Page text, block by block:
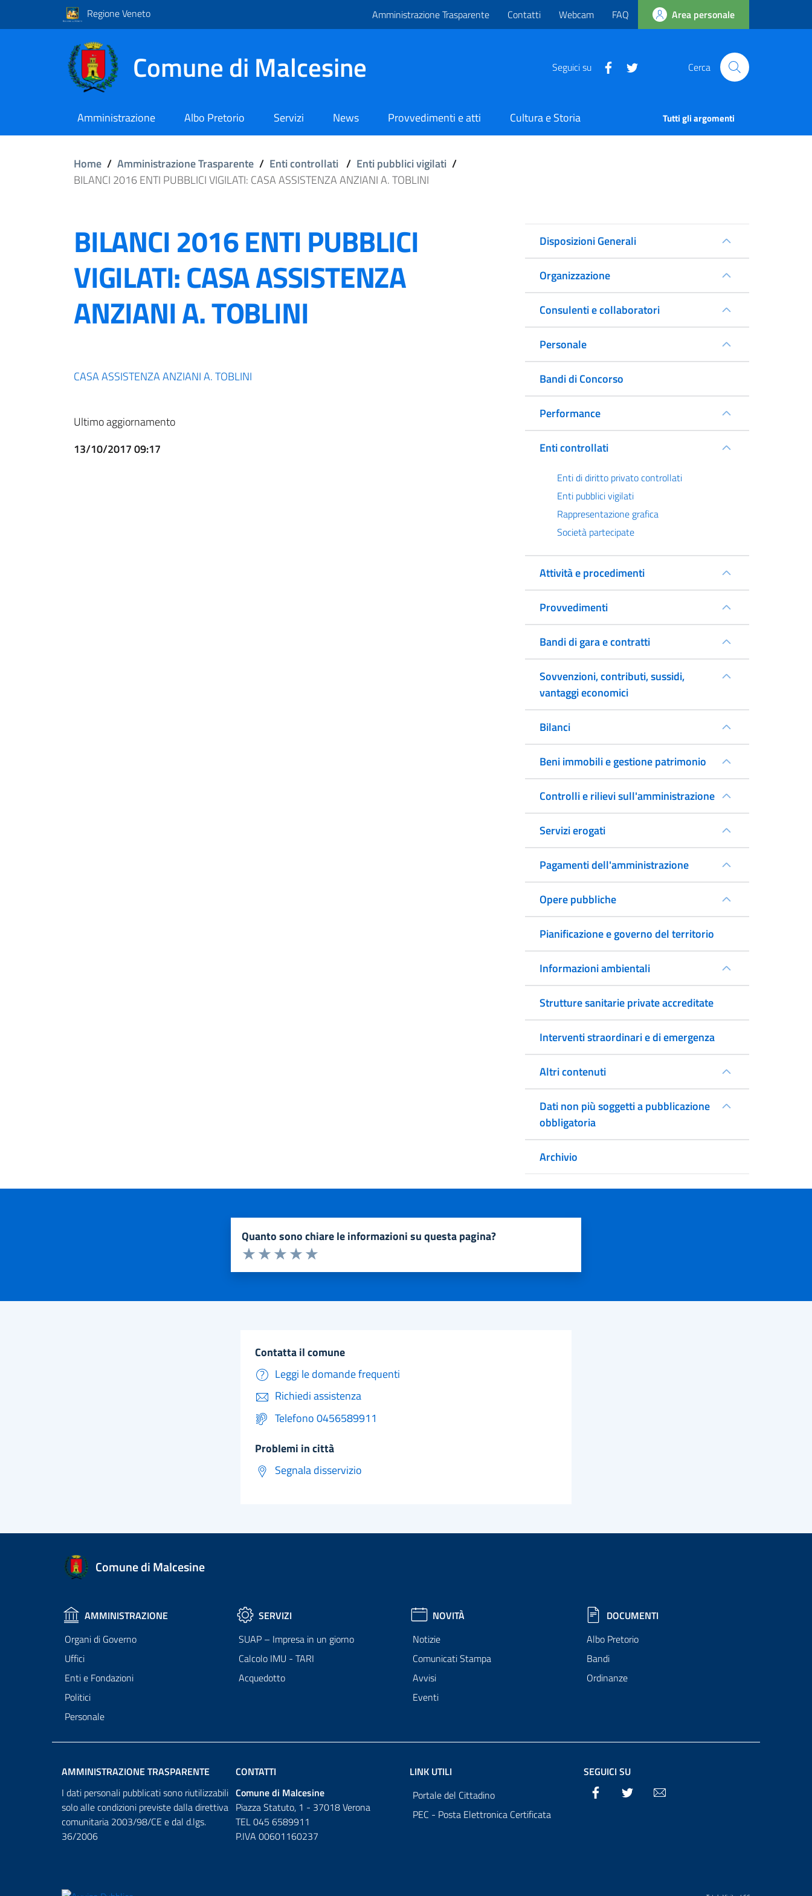
Regione Veneto Amministrazione Trasparente Contatti Webcam FAQ Area personale
Comune di Malcesine Seguici su Cerca
Amministrazione Albo Pretorio Servizi News Provvedimenti e atti Cultura e Storia Tutti gli argomenti
Home / Amministrazione Trasparente / Enti controllati / Enti pubblici vigilati /
BILANCI 2016 ENTI PUBBLICI VIGILATI: CASA ASSISTENZA ANZIANI A. TOBLINI
BILANCI 2016 ENTI PUBBLICI
VIGILATI: CASA ASSISTENZA
ANZIANI A. TOBLINI
CASA ASSISTENZA ANZIANI A. TOBLINI
Ultimo aggiornamento
13/10/2017 09:17
Disposizioni Generali
Organizzazione
Consulenti e collaboratori
Personale
Bandi di Concorso
Performance
Enti controllati
Enti di diritto privato controllati
Enti pubblici vigilati
Rappresentazione grafica
Società partecipate
Attività e procedimenti
Provvedimenti
Bandi di gara e contratti
Sovvenzioni, contributi, sussidi,
vantaggi economici
Bilanci
Beni immobili e gestione patrimonio
Controlli e rilievi sull'amministrazione
Servizi erogati
Pagamenti dell'amministrazione
Opere pubbliche
Pianificazione e governo del territorio
Informazioni ambientali
Strutture sanitarie private accreditate
Interventi straordinari e di emergenza
Altri contenuti
Dati non più soggetti a pubblicazione
obbligatoria
Archivio
quanto sono chiare le informazioni su questa pagina?
Valuta da 1 a 5 stelle la pagina
Valuta 5 stelle su 5
Valuta 4 stelle su 5
Valuta 3 stelle su 5
Valuta 2 stelle su 5
Valuta 1 stelle su 5
contatta il comune
Leggi le domande frequenti
Richiedi assistenza
Telefono 0456589911
problemi in città
Segnala disservizio
Comune di Malcesine
AMMINISTRAZIONE
Organi di Governo
Uffici
Enti e Fondazioni
Politici
Personale
SERVIZI
SUAP – Impresa in un giorno
Calcolo IMU - TARI
Acquedotto
NOVITÀ
Notizie
Comunicati Stampa
Avvisi
Eventi
DOCUMENTI
Albo Pretorio
Bandi
Ordinanze
AMMINISTRAZIONE TRASPARENTE
I dati personali pubblicati sono riutilizzabili
solo alle condizioni previste dalla direttiva
comunitaria 2003/98/CE e dal d.lgs.
36/2006
CONTATTI
Comune di Malcesine
Piazza Statuto, 1 - 37018 Verona
TEL 045 6589911
P.IVA 00601160237
LINK UTILI
Portale del Cittadino
PEC - Posta Elettronica Certificata
SEGUICI SU
Facebook Twitter